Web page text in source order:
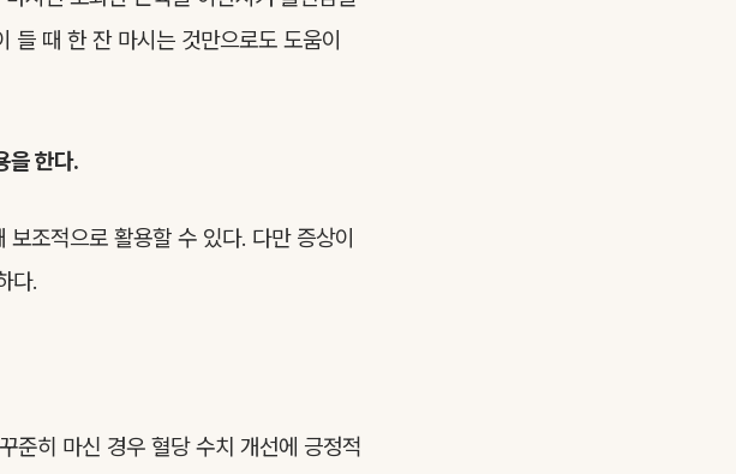
들 때 한 잔 마시는 것만으로도 도움이
을 한다.
조적으로 활용할 수 있다. 다만 증상이
다.
준히 마신 경우 혈당 수치 개선에 긍정적